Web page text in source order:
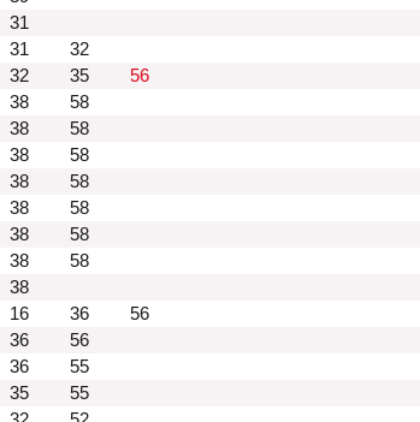
31
31
32
32 35
56
38
58
38
58
38
58
38
58
38
58
38
58
38
58
38
16 36
56
36
56
36
55
35
55